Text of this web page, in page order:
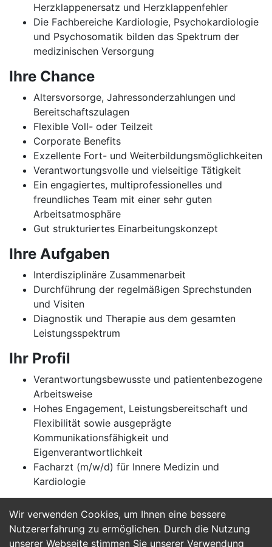
Wir verwenden Cookies, um Ihnen eine bessere
Nutzererfahrung zu ermöglichen. Durch die Nutzung
unserer Webseite stimmen Sie unserer Verwendung
Herzklappenersatz und Herzklappenfehler
Die Fachbereiche Kardiologie, Psychokardiologie
und Psychosomatik bilden das Spektrum der
medizinischen Versorgung
Ihre Chance
Altersvorsorge, Jahressonderzahlungen und
Bereitschaftszulagen
Flexible Voll- oder Teilzeit
Corporate Benefits
Exzellente Fort- und Weiterbildungsmöglichkeiten
Verantwortungsvolle und vielseitige Tätigkeit
Ein engagiertes, multiprofessionelles und
freundliches Team mit einer sehr guten
Arbeitsatmosphäre
Gut strukturiertes Einarbeitungskonzept
Ihre Aufgaben
Interdisziplinäre Zusammenarbeit
Durchführung der regelmäßigen Sprechstunden
und Visiten
Diagnostik und Therapie aus dem gesamten
Leistungsspektrum
Ihr Profil
Verantwortungsbewusste und patientenbezogene
Arbeitsweise
Hohes Engagement, Leistungsbereitschaft und
Flexibilität sowie ausgeprägte
Kommunikationsfähigkeit und
Eigenverantwortlichkeit
Facharzt (m/w/d) für Innere Medizin und
Kardiologie
Jetzt Bewerben